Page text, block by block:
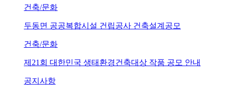
건축/문화
두동면 공공복합시설 건립공사 건축설계공모
건축/문화
제21회 대한민국 생태환경건축대상 작품 공모 안내
공지사항